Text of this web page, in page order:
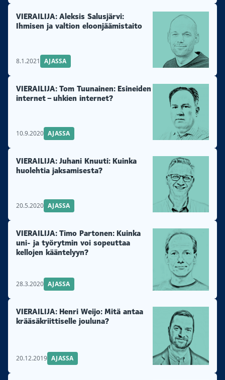
VIERAILIJA: Aleksis Salusjärvi:
Ihmisen ja valtion eloonjäämistaito
8.1.2021 AJASSA
VIERAILIJA: Tom Tuunainen: Esineiden
internet – uhkien internet?
10.9.2020 AJASSA
VIERAILIJA: Juhani Knuuti: Kuinka
huolehtia jaksamisesta?
20.5.2020 AJASSA
VIERAILIJA: Timo Partonen: Kuinka
uni- ja työrytmin voi sopeuttaa
kellojen kääntelyyn?
28.3.2020 AJASSA
VIERAILIJA: Henri Weijo: Mitä antaa
krääsäkriittiselle jouluna?
20.12.2019 AJASSA